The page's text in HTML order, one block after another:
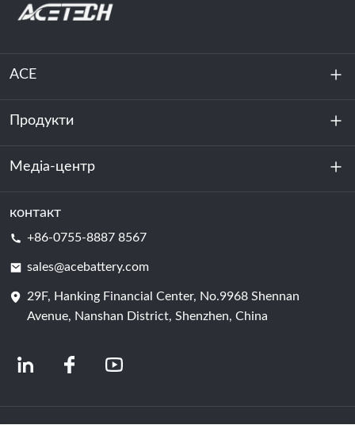
ACE
Про нас
Стійкість
Продукти
Зберігання енергії
Центр обробки даних та серверна кімната
Елемент батареї
Медіа-центр
Новини
контакт
+86-0755-8887 8567
sales@acebattery.com
29F, Hanking Financial Center, No.9968 Shennan
Avenue, Nanshan District, Shenzhen, China